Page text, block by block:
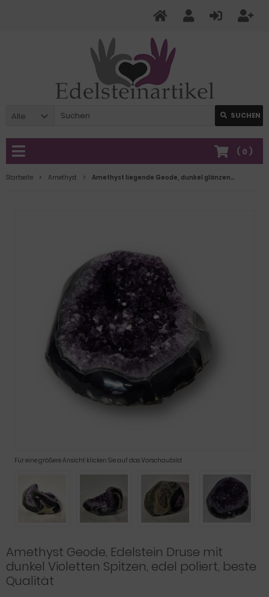
Alle SUCHEN
( 0 )
Startseite Amethyst Amethyst liegende Geode, dunkel glänzende Amethystspitzen, Druse geschwungene, polierte Form, N2280
Für eine größere Ansicht klicken Sie auf das Vorschaubild
Amethyst Geode, Edelstein Druse mit
dunkel Violetten Spitzen, edel poliert, beste
Qualität